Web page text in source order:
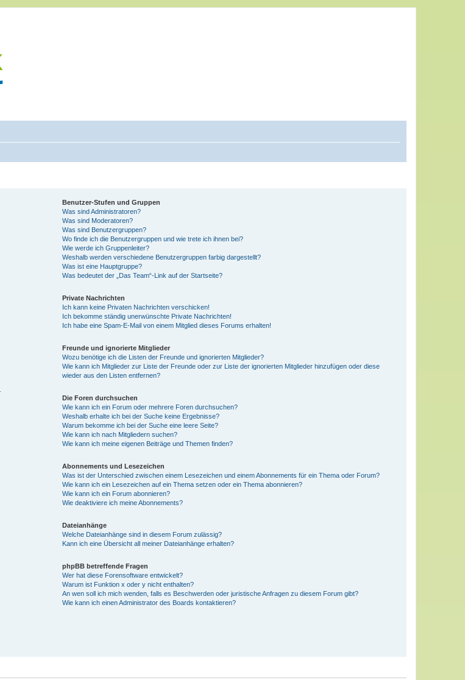
Benutzer-Stufen und Gruppen
Was sind Administratoren?
Was sind Moderatoren?
Was sind Benutzergruppen?
Wo finde ich die Benutzergruppen und wie trete ich ihnen bei?
Wie werde ich Gruppenleiter?
Weshalb werden verschiedene Benutzergruppen farbig dargestellt?
Was ist eine Hauptgruppe?
Was bedeutet der „Das Team“-Link auf der Startseite?
Private Nachrichten
Ich kann keine Privaten Nachrichten verschicken!
Ich bekomme ständig unerwünschte Private Nachrichten!
Ich habe eine Spam-E-Mail von einem Mitglied dieses Forums erhalten!
Freunde und ignorierte Mitglieder
Wozu benötige ich die Listen der Freunde und ignorierten Mitglieder?
Wie kann ich Mitglieder zur Liste der Freunde oder zur Liste der ignorierten Mitglieder hinzufügen oder diese
wieder aus den Listen entfernen?
Die Foren durchsuchen
Wie kann ich ein Forum oder mehrere Foren durchsuchen?
Weshalb erhalte ich bei der Suche keine Ergebnisse?
Warum bekomme ich bei der Suche eine leere Seite?
Wie kann ich nach Mitgliedern suchen?
Wie kann ich meine eigenen Beiträge und Themen finden?
Abonnements und Lesezeichen
Was ist der Unterschied zwischen einem Lesezeichen und einem Abonnements für ein Thema oder Forum?
Wie kann ich ein Lesezeichen auf ein Thema setzen oder ein Thema abonnieren?
Wie kann ich ein Forum abonnieren?
Wie deaktiviere ich meine Abonnements?
Dateianhänge
Welche Dateianhänge sind in diesem Forum zulässig?
Kann ich eine Übersicht all meiner Dateianhänge erhalten?
phpBB betreffende Fragen
Wer hat diese Forensoftware entwickelt?
Warum ist Funktion x oder y nicht enthalten?
An wen soll ich mich wenden, falls es Beschwerden oder juristische Anfragen zu diesem Forum gibt?
Wie kann ich einen Administrator des Boards kontaktieren?